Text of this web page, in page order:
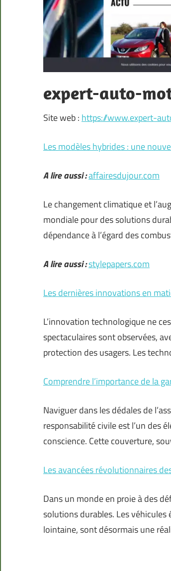
expert-auto-
Site web : https://www.expert-
Les modèles hybrides : une
A lire aussi :affairesdujour.com
Le changement climatique et
mondiale pour des solutions
dépendance à l’égard des
A lire aussi :stylepapers.com
Les dernières innovations en
L’innovation technologique ne
spectaculaires sont observées,
protection des usagers. Les
Comprendre l’importance de la
Naviguer dans les dédales de
responsabilité civile est l’un des
conscience. Cette couverture,
Les avancées révolutionnaires
Dans un monde en proie à des
solutions durables. Les
lointaine, sont désormais une